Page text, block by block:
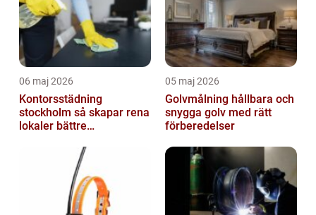
06 maj 2026
Kontorsstädning
stockholm så skapar rena
lokaler bättre
05 maj 2026
Golvmålning hållbara och
snygga golv med rätt
förberedelser